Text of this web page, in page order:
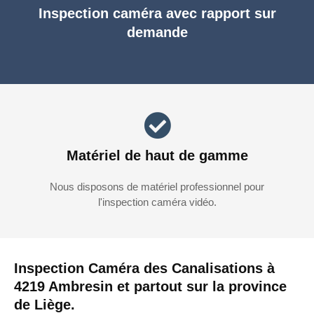
Inspection Caméra des Canalisations à
4219 Ambresin et partout sur la province
de Liège.
Inspection caméra avec rapport sur
demande
Matériel de haut de gamme
Nous disposons de matériel professionnel pour
l'inspection caméra vidéo.